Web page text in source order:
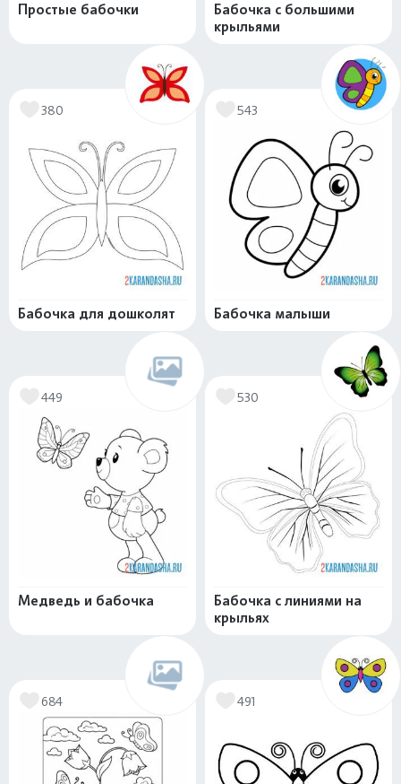
Простые бабочки
Бабочка с большими
крыльями
380
Бабочка для дошколят
543
Бабочка малыши
449
Медведь и бабочка
530
Бабочка с линиями на
крыльях
684 491